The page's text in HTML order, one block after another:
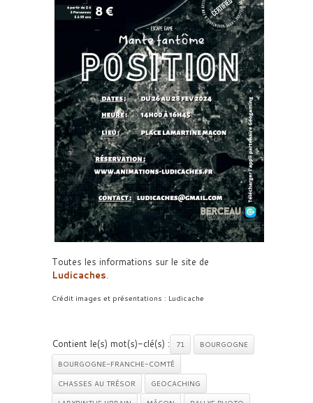
Toutes les informations sur le site de
Ludicaches.
Crédit images et présentations : Ludicache
Contient le(s) mot(s)-clé(s) : 71
BOURGOGNE
BOURGOGNE-FRANCHE-COMTÉ
CHASSES AU TRÉSOR
GEOCACHING